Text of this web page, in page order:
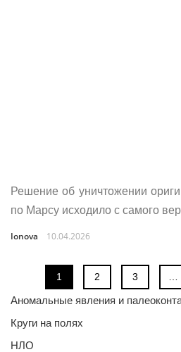
Решение об уничтожении
по Марсу исходило с самого
Ionova 10.04.2026
1 2 3
Аномальные явления и
Круги на полях
НЛО